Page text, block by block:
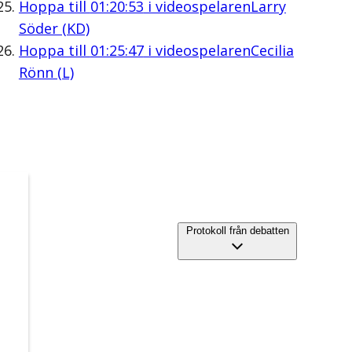
Hoppa till 01:20:53 i videospelarenLarry
Söder (KD)
Hoppa till 01:25:47i videospelarenCecilia
Rönn (L)
Protokoll från debatten